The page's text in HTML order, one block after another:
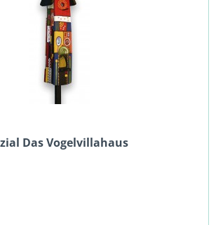
Das Vogelvillahaus